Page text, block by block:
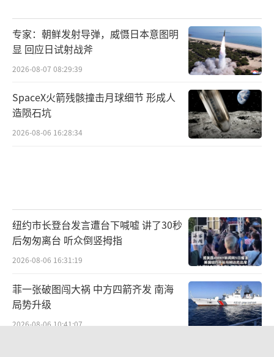
专家：朝鲜发射导弹，威慑日本意图明
显 回应日试射战斧
2026-08-07 08:29:39
SpaceX火箭残骸撞击月球细节 形成人
造陨石坑
2026-08-06 16:28:34
纽约市长登台发言遭台下喊嘘 讲了30秒
后匆匆离台 听众倒竖拇指
2026-08-06 16:31:19
菲一张破图闯大祸 中方四箭齐发 南海
局势升级
2026-08-06 10:41:07